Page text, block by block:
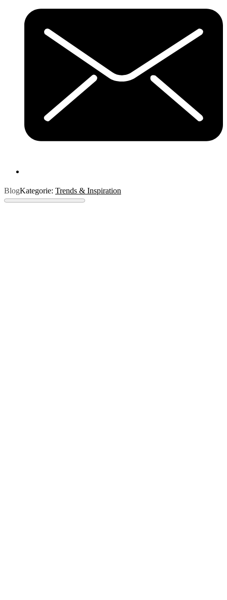
BlogKategorie: Trends & Inspiration